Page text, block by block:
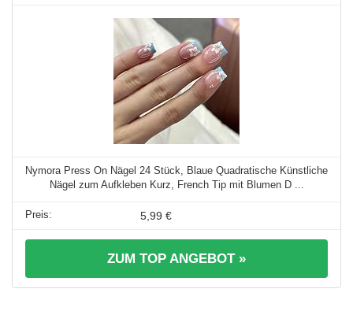
Nymora Press On Nägel 24 Stück, Blaue Quadratische Künstliche
Nägel zum Aufkleben Kurz, French Tip mit Blumen D ...
5,99 €
ZUM TOP ANGEBOT »